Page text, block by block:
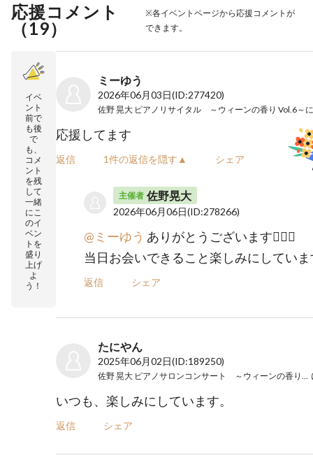
応援コメント
（19）
※各イベントページから応援コメントが
できます。
イベ
ント
前で
も後
で
も、
コメ
ント
を残
して
一緒
にこ
のイ
ベン
トを
盛り
上げ
よ
う！
ミーゆう
2026年06月03日(ID:277420)
佐野 晃大 ピアノリサイタル ～ウィーンの香り Vol.6～
応援してます
返信 1件の返信を隠す▲ シェア
主催者 佐野晃大
2026年06月06日(ID:278266)
@ミーゆう ありがとうございます🙇‍♂️✨
当日お会いできること楽しみにしてい
返信 シェア
たにやん
2025年06月02日(ID:189250)
いつも、楽しみにしています。
返信 シェア